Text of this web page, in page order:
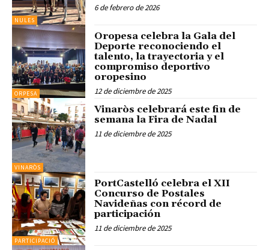
NULES
6 de febrero de 2026
ORPESA
Oropesa celebra la Gala del
Deporte reconociendo el
talento, la trayectoria y el
compromiso deportivo
oropesino
12 de diciembre de 2025
VINARÒS
Vinaròs celebrará este fin de
semana la Fira de Nadal
11 de diciembre de 2025
PARTICIPACIÓ
PortCastelló celebra el XII
Concurso de Postales
Navideñas con récord de
participación
11 de diciembre de 2025